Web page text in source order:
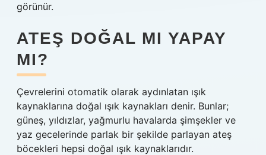
görünür.
ATEŞ DOĞAL MI YAPAY
MI?
Çevrelerini otomatik olarak aydınlatan ışık
kaynaklarına doğal ışık kaynakları denir. Bunlar;
güneş, yıldızlar, yağmurlu havalarda şimşekler ve
yaz gecelerinde parlak bir şekilde parlayan ateş
böcekleri hepsi doğal ışık kaynaklarıdır.